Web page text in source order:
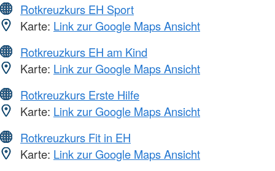
Rotkreuzkurs EH Sport
Karte: Link zur Google Maps Ansicht
Rotkreuzkurs EH am Kind
Karte: Link zur Google Maps Ansicht
Rotkreuzkurs Erste Hilfe
Karte: Link zur Google Maps Ansicht
Rotkreuzkurs Fit in EH
Karte: Link zur Google Maps Ansicht